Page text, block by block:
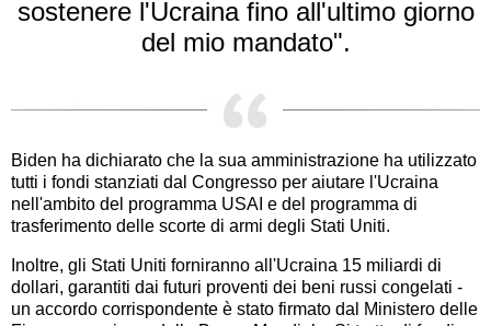
sostenere l'Ucraina fino all'ultimo giorno
del mio mandato".
Biden ha dichiarato che la sua amministrazione ha utilizzato
tutti i fondi stanziati dal Congresso per aiutare l'Ucraina
nell'ambito del programma USAI e del programma di
trasferimento delle scorte di armi degli Stati Uniti.
Inoltre, gli Stati Uniti forniranno all'Ucraina 15 miliardi di
dollari, garantiti dai futuri proventi dei beni russi congelati -
un accordo corrispondente è stato firmato dal Ministero delle